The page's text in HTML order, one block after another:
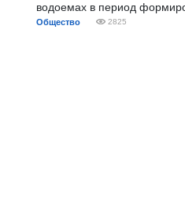
водоемах в период
Общество 2825